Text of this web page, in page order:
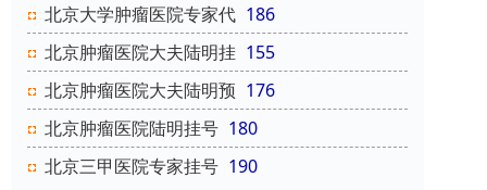
北京大学肿瘤医院专家代 186
北京肿瘤医院大夫陆明挂 155
北京肿瘤医院大夫陆明预 176
北京肿瘤医院陆明挂号 180
北京三甲医院专家挂号 190